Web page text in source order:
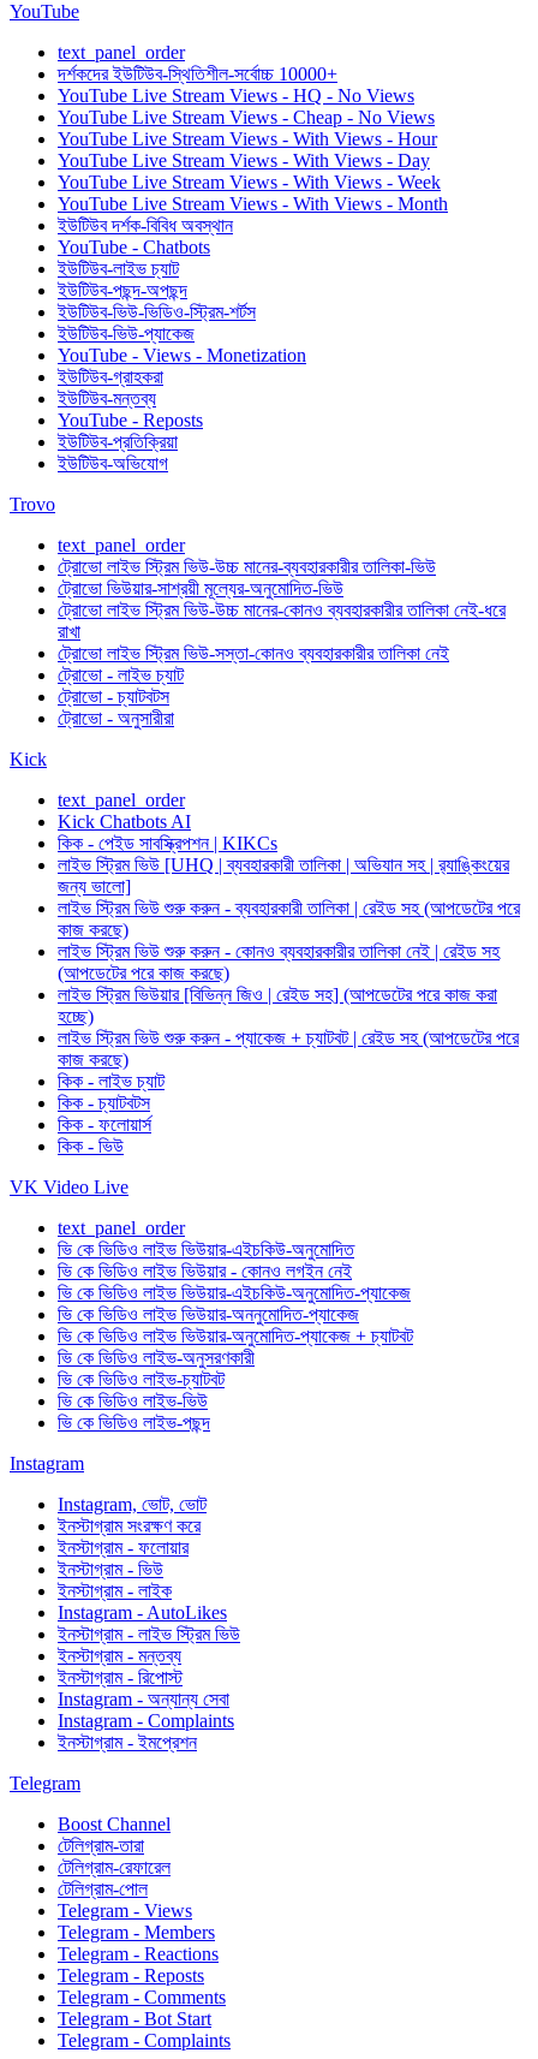
YouTube
text_panel_order
দর্শকদের ইউটিউব-স্থিতিশীল-সর্বোচ্চ 10000+
YouTube Live Stream Views - HQ - No Views
YouTube Live Stream Views - Cheap - No Views
YouTube Live Stream Views - With Views - Hour
YouTube Live Stream Views - With Views - Day
YouTube Live Stream Views - With Views - Week
YouTube Live Stream Views - With Views - Month
ইউটিউব দর্শক-বিবিধ অবস্থান
YouTube - Chatbots
ইউটিউব-লাইভ চ্যাট
ইউটিউব-পছন্দ-অপছন্দ
ইউটিউব-ভিউ-ভিডিও-স্ট্রিম-শর্টস
ইউটিউব-ভিউ-প্যাকেজ
YouTube - Views - Monetization
ইউটিউব-গ্রাহকরা
ইউটিউব-মন্তব্য
YouTube - Reposts
ইউটিউব-প্রতিক্রিয়া
ইউটিউব-অভিযোগ
Trovo
text_panel_order
ট্রোভো লাইভ স্ট্রিম ভিউ-উচ্চ মানের-ব্যবহারকারীর তালিকা-ভিউ
ট্রোভো ভিউয়ার-সাশ্রয়ী মূল্যের-অনুমোদিত-ভিউ
ট্রোভো লাইভ স্ট্রিম ভিউ-উচ্চ মানের-কোনও ব্যবহারকারীর তালিকা নেই-ধরে
রাখা
ট্রোভো লাইভ স্ট্রিম ভিউ-সস্তা-কোনও ব্যবহারকারীর তালিকা নেই
ট্রোভো - লাইভ চ্যাট
ট্রোভো - চ্যাটবটস
ট্রোভো - অনুসারীরা
Kick
text_panel_order
Kick Chatbots AI
কিক - পেইড সাবস্ক্রিপশন | KIKCs
লাইভ স্ট্রিম ভিউ [UHQ | ব্যবহারকারী তালিকা | অভিযান সহ | র‍্যাঙ্কিংয়ের
জন্য ভালো]
লাইভ স্ট্রিম ভিউ শুরু করুন - ব্যবহারকারী তালিকা | রেইড সহ (আপডেটের পরে
কাজ করছে)
লাইভ স্ট্রিম ভিউ শুরু করুন - কোনও ব্যবহারকারীর তালিকা নেই | রেইড সহ
(আপডেটের পরে কাজ করছে)
লাইভ স্ট্রিম ভিউয়ার [বিভিন্ন জিও | রেইড সহ] (আপডেটের পরে কাজ করা
হচ্ছে)
লাইভ স্ট্রিম ভিউ শুরু করুন - প্যাকেজ + চ্যাটবট | রেইড সহ (আপডেটের পরে
কাজ করছে)
কিক - লাইভ চ্যাট
কিক - চ্যাটবটস
কিক - ফলোয়ার্স
কিক - ভিউ
VK Video Live
text_panel_order
ভি কে ভিডিও লাইভ ভিউয়ার-এইচকিউ-অনুমোদিত
ভি কে ভিডিও লাইভ ভিউয়ার - কোনও লগইন নেই
ভি কে ভিডিও লাইভ ভিউয়ার-এইচকিউ-অনুমোদিত-প্যাকেজ
ভি কে ভিডিও লাইভ ভিউয়ার-অননুমোদিত-প্যাকেজ
ভি কে ভিডিও লাইভ ভিউয়ার-অনুমোদিত-প্যাকেজ + চ্যাটবট
ভি কে ভিডিও লাইভ-অনুসরণকারী
ভি কে ভিডিও লাইভ-চ্যাটবট
ভি কে ভিডিও লাইভ-ভিউ
ভি কে ভিডিও লাইভ-পছন্দ
Instagram
Instagram, ভোট, ভোট
ইনস্টাগ্রাম সংরক্ষণ করে
ইনস্টাগ্রাম - ফলোয়ার
ইনস্টাগ্রাম - ভিউ
ইনস্টাগ্রাম - লাইক
Instagram - AutoLikes
ইনস্টাগ্রাম - লাইভ স্ট্রিম ভিউ
ইনস্টাগ্রাম - মন্তব্য
ইনস্টাগ্রাম - রিপোস্ট
Instagram - অন্যান্য সেবা
Instagram - Complaints
ইনস্টাগ্রাম - ইমপ্রেশন
Telegram
Boost Channel
টেলিগ্রাম-তারা
টেলিগ্রাম-রেফারেল
টেলিগ্রাম-পোল
Telegram - Views
Telegram - Members
Telegram - Reactions
Telegram - Reposts
Telegram - Comments
Telegram - Bot Start
Telegram - Complaints